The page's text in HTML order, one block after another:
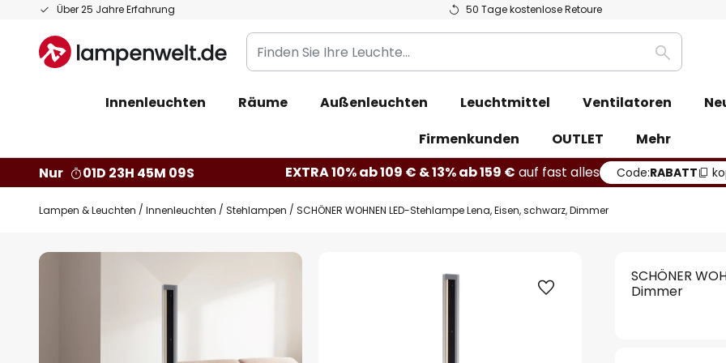
Über 25 Jahre Erfahrung 50 Tage kostenlose Retoure
Zum
springen
Finden
Sie
Leuchte...
Suche
Innenleuchten Räume Außenleuchten Leuchtmittel Ventilatoren
Firmenkunden
OUTLET
Mehr
Nur
01D 23H 45M 09S EXTRA 10% ab 109 € & 13% ab 159 € auf fast alles Code:RABATT
Lampen & Leuchten Innenleuchten Stehlampen SCHÖNER WOHNEN LED-Stehlampe Lena, Eisen, schwarz, Dimmer
Zum
SCHÖNER
Dimmer